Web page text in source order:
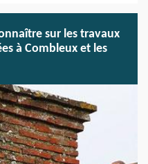
sur les travaux
à Combleux et les